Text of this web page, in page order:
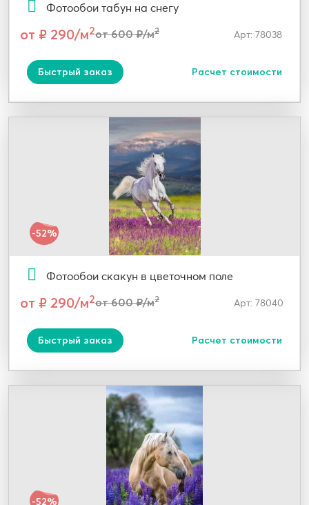
Фотообои табун на снегу
от ₽ 290/м2от 600 ₽/м2 Арт: 78038
Быстрый заказ Расчет стоимости
-52%
Фотообои скакун в цветочном поле
от ₽ 290/м2от 600 ₽/м2 Арт: 78040
Быстрый заказ Расчет стоимости
-52%